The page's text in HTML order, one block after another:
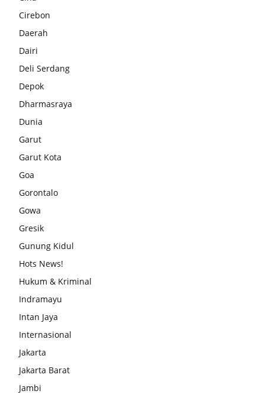
Cirebon
Daerah
Dairi
Deli Serdang
Depok
Dharmasraya
Dunia
Garut
Garut Kota
Goa
Gorontalo
Gowa
Gresik
Gunung Kidul
Hots News!
Hukum & Kriminal
Indramayu
Intan Jaya
Internasional
Jakarta
Jakarta Barat
Jambi